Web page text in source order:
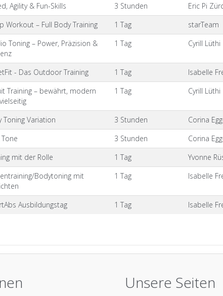
Agility & Fun-Skills
3 Stunden Eric Pi
Workout – Full Body Training
1 Tag starTeam
Toning – Power, Präzision &
1 Tag Cyrill Lüthi
- Das Outdoor Training 1 Tag Isabelle
Training – bewährt, modern
1 Tag Cyrill Lüthi
Toning Variation 3 Stunden Corina
3 Stunden Corina
mit der Rolle
1 Tag Yvonne
Bodytoning mit
1 Tag Isabelle
Ausbildungstag 1 Tag Isabelle
Unsere Seiten